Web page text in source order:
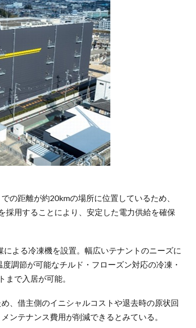
の距離が約20kmの場所に位置しているため、
採用することにより、安定した電力供給を確保
よる冷凍機を設置。幅広いテナントのニーズに
調節が可能なチルド・フローズン対応の冷凍・
で入居が可能。
、借主側のイニシャルコストや退去時の原状回
ンテナンス費用が削減できるとみている。